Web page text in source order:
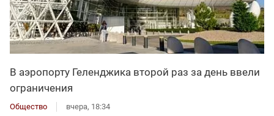
В аэропорту Геленджика второй раз за день ввели
ограничения
Общество вчера, 18:34